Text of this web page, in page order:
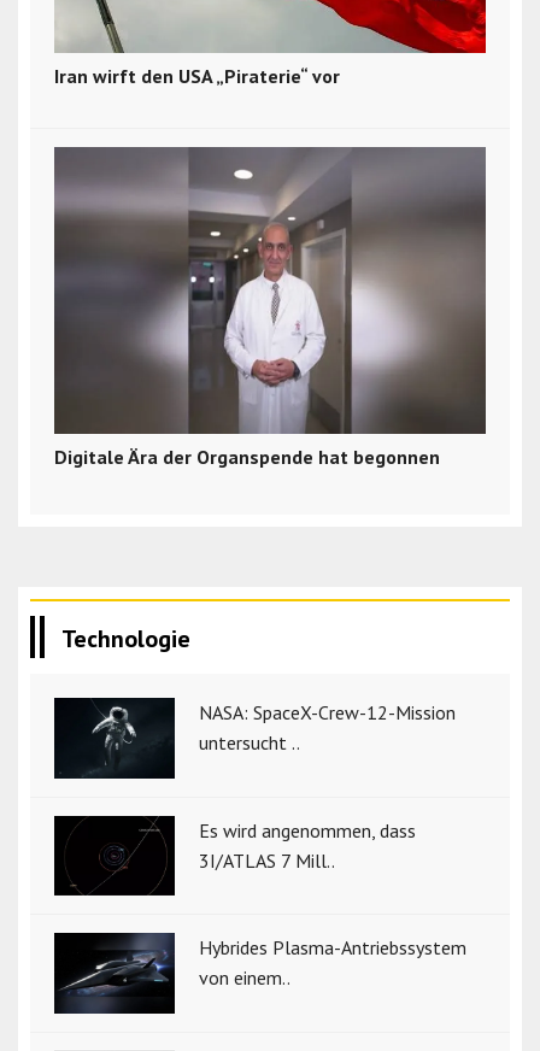
Iran wirft den USA „Piraterie“ vor
Digitale Ära der Organspende hat begonnen
Technologie
NASA: SpaceX-Crew-12-Mission
untersucht ..
Es wird angenommen, dass
3I/ATLAS 7 Mill..
Hybrides Plasma-Antriebssystem
von einem..